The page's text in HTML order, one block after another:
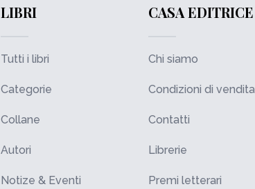
LIBRI
Tutti i libri
Categorie
Collane
Autori
Notize & Eventi
CASA EDITRICE
Chi siamo
Condizioni di vendita
Contatti
Librerie
Premi letterari